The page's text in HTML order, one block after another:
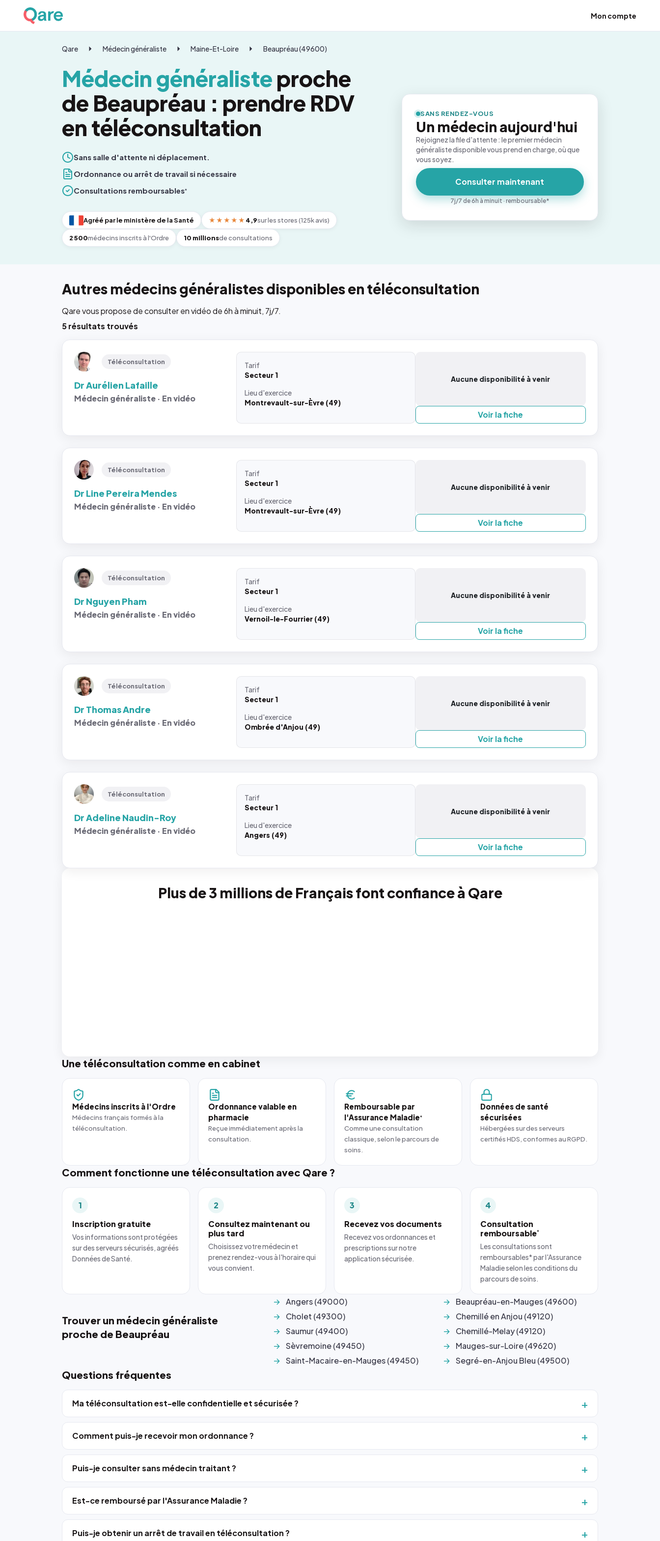
Mon compte
Qare Médecin généraliste Maine-Et-Loire Beaupréau (49600)
Médecin généralisteproche
de Beaupréau : prendre RDV
en téléconsultation
Sans salle d'attente ni déplacement.
Ordonnance ou arrêt de travail si nécessaire
Consultations remboursables*
Agréé par le ministère de la Santé ★★★★★ 4,9sur les stores (125k avis)
2 500médecins inscrits à l'Ordre 10 millionsde consultations
SANS RENDEZ-VOUS
Un médecin aujourd'hui
Rejoignez la file d'attente : le premier médecin
généraliste disponible vous prend en charge, où que
vous soyez.
Consulter maintenant
7j/7 de 6h à minuit · remboursable*
Autres médecins généralistes disponibles en téléconsultation
Qare vous propose de consulter en vidéo de 6h à minuit, 7j/7.
5 résultats trouvés
Téléconsultation
Dr Aurélien Lafaille
Médecin généraliste · En vidéo
Tarif
Secteur 1
Lieud'exercice
Montrevault-sur-Èvre (49)
Aucune disponibilité à venir
Voir la fiche
Téléconsultation
Dr Line Pereira Mendes
Médecin généraliste · En vidéo
Tarif
Secteur 1
Lieud'exercice
Montrevault-sur-Èvre (49)
Aucune disponibilité à venir
Voir la fiche
Téléconsultation
Dr Nguyen Pham
Médecin généraliste · En vidéo
Tarif
Secteur 1
Lieud'exercice
Vernoil-le-Fourrier (49)
Aucune disponibilité à venir
Voir la fiche
Téléconsultation
Dr Thomas Andre
Médecin généraliste · En vidéo
Tarif
Secteur 1
Lieud'exercice
Ombrée d'Anjou (49)
Aucune disponibilité à venir
Voir la fiche
Téléconsultation
Dr Adeline Naudin-Roy
Médecin généraliste · En vidéo
Tarif
Secteur 1
Lieud'exercice
Angers (49)
Aucune disponibilité à venir
Voir la fiche
Plus de 3 millions de Français font confiance à Qare
Une téléconsultation comme en cabinet
Médecins inscrits à l'Ordre
Médecins français formés à la
téléconsultation.
Ordonnance valable en
pharmacie
Reçue immédiatement après la
consultation.
Remboursable par
l'Assurance Maladie*
Comme une consultation
classique, selon le parcours de
soins.
Données de santé
sécurisées
Hébergées sur des serveurs
certifiés HDS, conformes au RGPD.
Comment fonctionne une téléconsultation avec Qare ?
1
Inscription gratuite
Vos informations sont protégées
sur des serveurs sécurisés, agréés
Données de Santé.
2
Consultez maintenant ou
plus tard
Choisissez votre médecin et
prenez rendez-vous à l'horaire qui
vous convient.
3
Recevez vos documents
Recevez vos ordonnances et
prescriptions sur notre
application sécurisée.
4
Consultation
remboursable*
Les consultations sont
remboursables* par l'Assurance
Maladie selon les conditions du
parcours de soins.
Trouver un médecin généraliste
proche de Beaupréau
Angers (49000)
Cholet (49300)
Saumur (49400)
Sèvremoine (49450)
Saint-Macaire-en-Mauges (49450)
Beaupréau-en-Mauges (49600)
Chemillé en Anjou (49120)
Chemillé-Melay (49120)
Mauges-sur-Loire (49620)
Segré-en-Anjou Bleu (49500)
Questions fréquentes
Ma téléconsultation est-elle confidentielle et sécurisée ?
Comment puis-je recevoir mon ordonnance ?
Puis-je consulter sans médecin traitant ?
Est-ce remboursé par l'Assurance Maladie ?
Puis-je obtenir un arrêt de travail en téléconsultation ?